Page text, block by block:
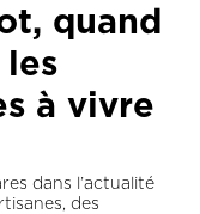
quand
à vivre
dans l’actualité
des